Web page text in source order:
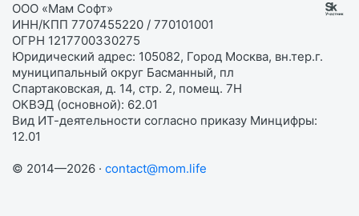
ООО «Мам Софт»
ИНН/КПП 7707455220 / 770101001
ОГРН 1217700330275
Юридический адрес: 105082, Город Москва, вн.тер.г.
муниципальный округ Басманный, пл
Спартаковская, д. 14, стр. 2, помещ. 7Н
ОКВЭД (основной): 62.01
Вид ИТ-деятельности согласно приказу Минцифры:
12.01
© 2014—2026 · contact@mom.life